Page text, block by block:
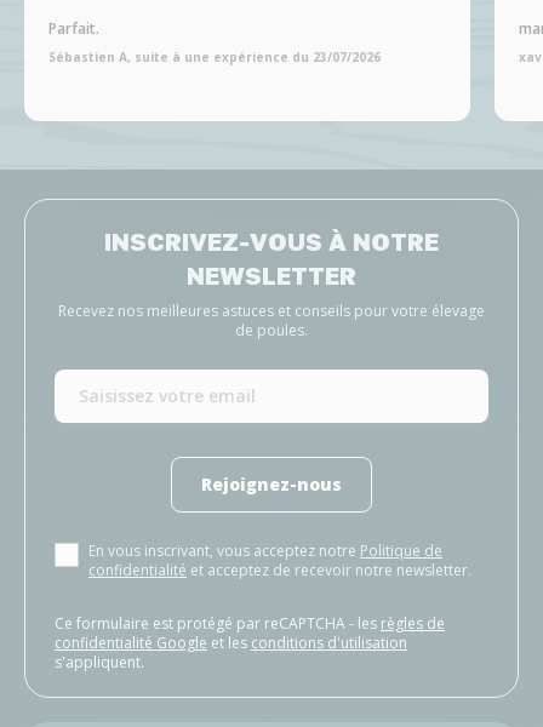
Parfait.
Sébastien A, suite à une expérience du 23/07/2026
INSCRIVEZ-VOUS À NOTRE
NEWSLETTER
Recevez nos meilleures astuces et conseils pour votre élevage
de poules.
Rejoignez-nous
En vous inscrivant, vous acceptez notre Politique de
confidentialité et acceptez de recevoir notre newsletter.
Ce formulaire est protégé par reCAPTCHA - les règles de
confidentialité Google et les conditions d'utilisation
s'appliquent.